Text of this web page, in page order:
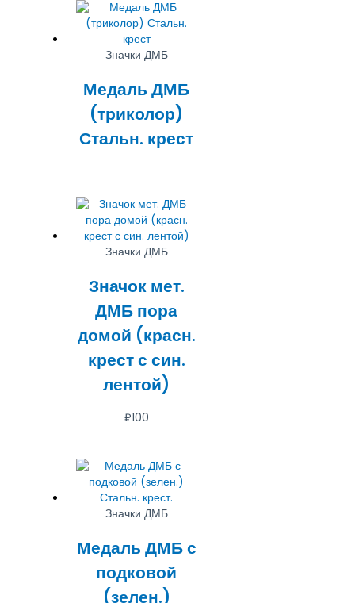
Значки ДМБ
Медаль ДМБ
(триколор)
Стальн. крест
Значки ДМБ
Значок мет.
ДМБ пора
домой (красн.
крест с син.
лентой)
₽100
Значки ДМБ
Медаль ДМБ с
подковой
(зелен.)